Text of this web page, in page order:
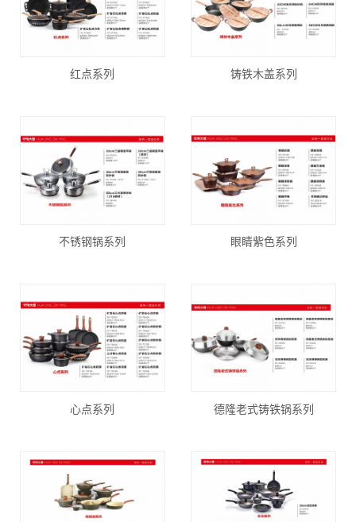
红点系列 铸铁木盖系列
不锈钢锅系列 眼睛紫色系列
心点系列 德隆老式铸铁锅系列